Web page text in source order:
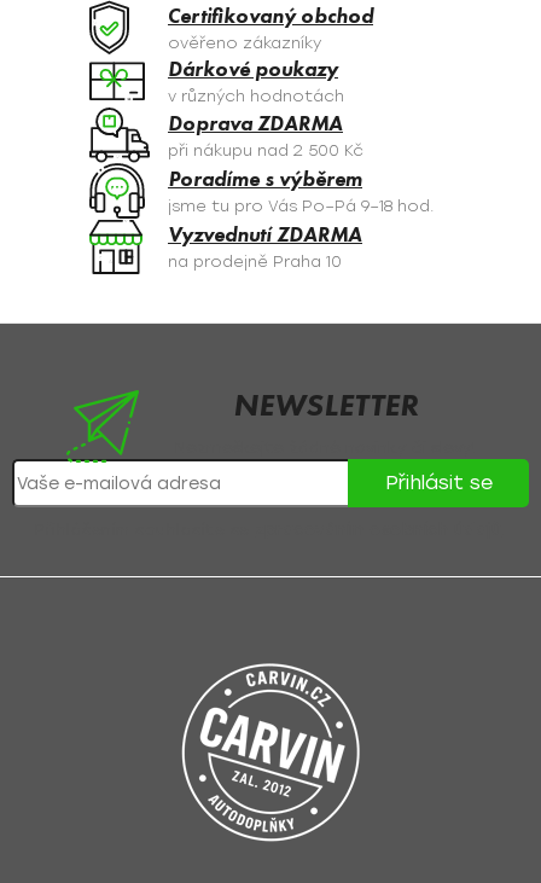
c
í
p
r
v
k
y
v
ý
p
s
Certifikovaný obchod
ověřeno zákazníky
Dárkové poukazy
v různých hodnotách
Doprava ZDARMA
při nákupu nad 2 500 Kč
Poradíme s výběrem
jsme tu pro Vás Po–Pá 9–18 hod.
Vyzvednutí ZDARMA
na prodejně Praha 10
NEWSLETTER
Přihlásit se